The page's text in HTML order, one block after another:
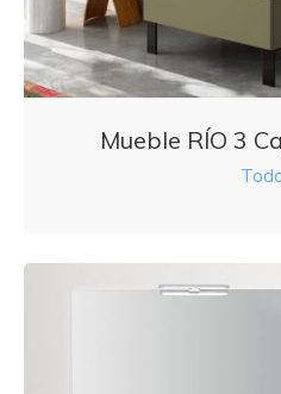
Mueble RÍO 3